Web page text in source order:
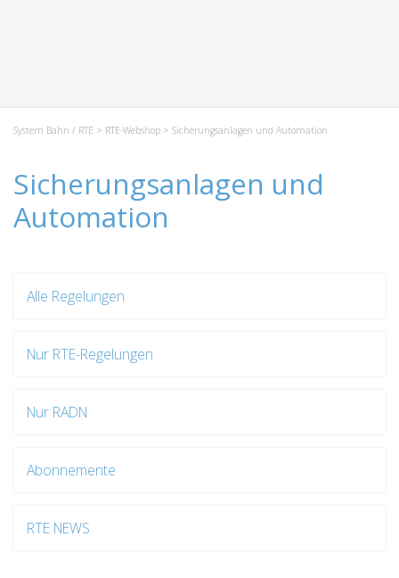
System Bahn / RTE > RTE-Webshop > Sicherungsanlagen und Automation
Sicherungsanlagen und
Automation
Alle Regelungen
Nur RTE-Regelungen
Nur RADN
Abonnemente
RTE NEWS